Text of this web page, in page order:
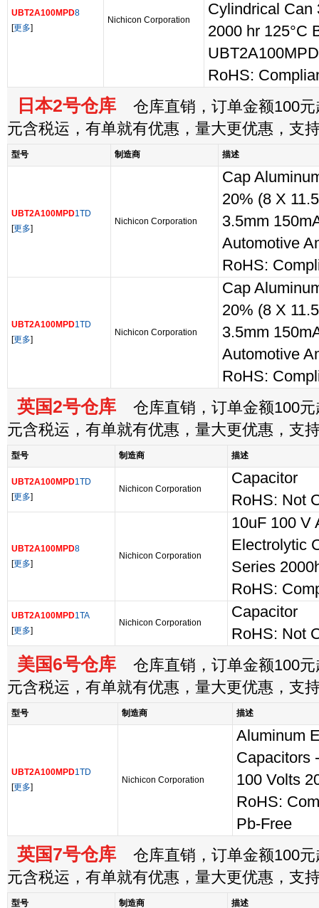
UBT2A100MPD8
[更多]
Nichicon Corporation
Cylindrical Can
2000 hr 125°C
RoHS:
日本2号仓库 仓库直销，订单金额100元
元含税运，有单就有优惠，量大更优惠，支
型号 制造商 描述
UBT2A100MPD1TD
[更多]
Nichicon Corporation
Cap
20% (8 X
3.5mm
Automotive
RoHS:
UBT2A100MPD1TD
[更多]
Nichicon Corporation
Cap
20% (8 X
3.5mm
Automotive
RoHS:
英国2号仓库 仓库直销，订单金额100元
元含税运，有单就有优惠，量大更优惠，支
型号 制造商 描述
UBT2A100MPD1TD
[更多]
Nichicon Corporation
Capacitor
RoHS: Not
UBT2A100MPD8
[更多]
Nichicon Corporation
10uF 100 V
Electrolytic
Series
RoHS:
UBT2A100MPD1TA
[更多]
Nichicon Corporation
Capacitor
RoHS: Not
美国6号仓库 仓库直销，订单金额100元
元含税运，有单就有优惠，量大更优惠，支
型号 制造商 描述
UBT2A100MPD1TD
[更多]
Nichicon Corporation
Aluminum
Capacitors
100 Volts
RoHS:
Pb-Free
英国7号仓库 仓库直销，订单金额100元
元含税运，有单就有优惠，量大更优惠，支
型号 制造商 描述